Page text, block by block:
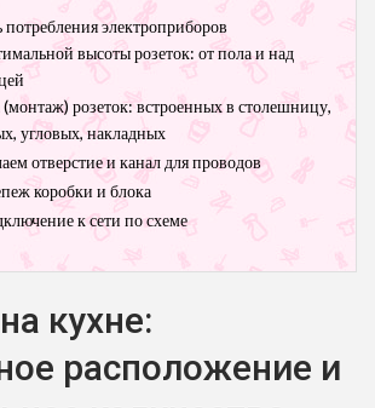
электроприборов
высоты розеток: от пола и над
(монтаж) розеток: встроенных в столешницу,
угловых, накладных
отверстие и канал для проводов
коробки и блока
к сети по схеме
кухне:
расположение и